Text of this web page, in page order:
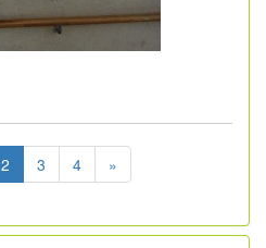
2 3 4 »